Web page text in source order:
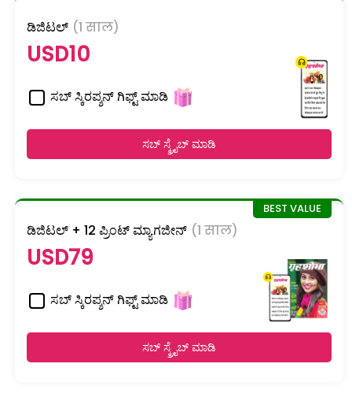
ಡಿಜಿಟಲ್ (1 साल)
USD10
ಸಬ್ ಸ್ಕಿರಪ್ಶನ್ ಗಿಫ್ಟ್ ಮಾಡಿ
ಸಬ್ ಸ್ಕ್ರೈಬ್ ಮಾಡಿ
ಡಿಜಿಟಲ್ + 12 ಪ್ರಿಂಟ್ ಮ್ಯಾಗಜೀನ್ (1 साल)
USD79
ಸಬ್ ಸ್ಕಿರಪ್ಶನ್ ಗಿಫ್ಟ್ ಮಾಡಿ
ಸಬ್ ಸ್ಕ್ರೈಬ್ ಮಾಡಿ